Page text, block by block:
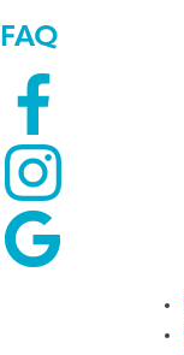
FAQ